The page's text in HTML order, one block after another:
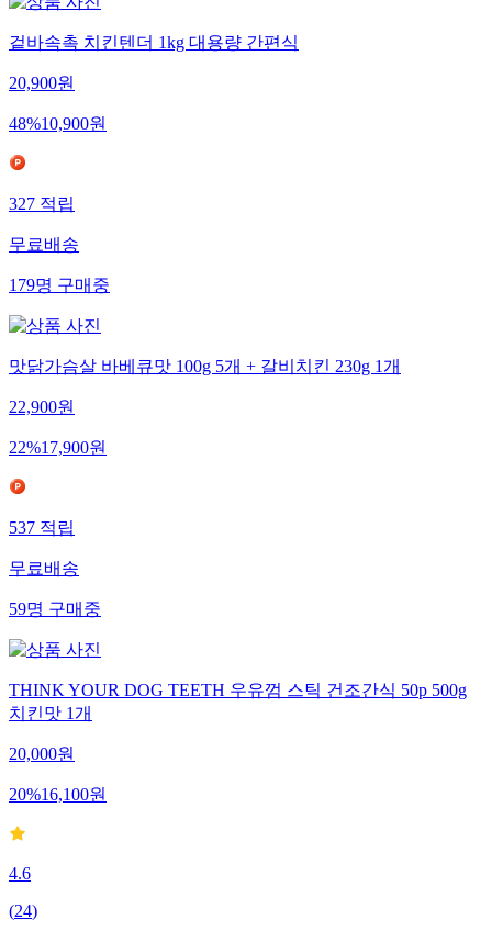
겉바속촉 치킨텐더 1kg 대용량 간편식
20,900원
48%10,900원
327적립
무료배송
179명구매중
맛닭가슴살 바베큐맛 100g 5개 + 갈비치킨 230g 1개
22,900원
22%17,900원
537적립
무료배송
59명구매중
THINK YOUR DOG TEETH 우유껌 스틱 건조간식 50p 500g
치킨맛 1개
20,000원
20%16,100원
4.6
(24)